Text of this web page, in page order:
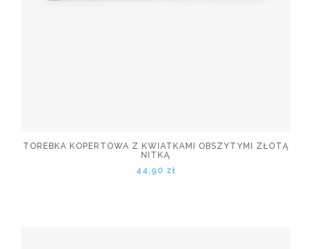
TOREBKA KOPERTOWA Z KWIATKAMI OBSZYTYMI ZŁOTĄ
NITKĄ
44,90 zł